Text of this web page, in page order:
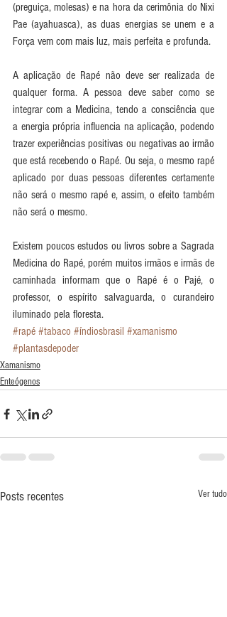
(preguiça, molesas) e na hora da cerimônia do Nixi
Pae (ayahuasca), as duas energias se unem e a
Força vem com mais luz, mais perfeita e profunda.
A aplicação de Rapé não deve ser realizada de
qualquer forma. A pessoa deve saber como se
integrar com a Medicina, tendo a consciência que
a energia própria influencia na aplicação, podendo
trazer experiências positivas ou negativas ao irmão
que está recebendo o Rapé. Ou seja, o mesmo rapé
aplicado por duas pessoas diferentes certamente
não será o mesmo rapé e, assim, o efeito também
não será o mesmo.
Existem poucos estudos ou livros sobre a Sagrada
Medicina do Rapé, porém muitos irmãos e irmãs de
caminhada informam que o Rapé é o Pajé, o
professor, o espírito salvaguarda, o curandeiro
iluminado pela floresta.
#rapé #tabaco #índiosbrasil #xamanismo
#plantasdepoder
Xamanismo
Enteógenos
Posts recentes Ver tudo